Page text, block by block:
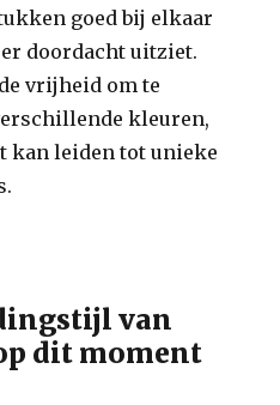
goed bij elkaar
doordacht uitziet.
vrijheid om te
kleuren,
kan leiden tot unieke
van
dit moment